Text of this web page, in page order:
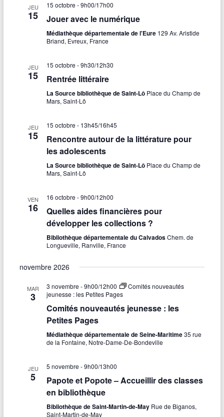
JEU
15
15 octobre - 9h00/17h00
Jouer avec le numérique
Médiathèque départementale de l'Eure 129 Av. Aristide
Briand, Evreux, France
JEU
15
15 octobre - 9h30/12h30
Rentrée littéraire
La Source bibliothèque de Saint-Lô Place du Champ de
Mars, Saint-Lô
JEU
15
15 octobre - 13h45/16h45
Rencontre autour de la littérature pour
les adolescents
La Source bibliothèque de Saint-Lô Place du Champ de
Mars, Saint-Lô
VEN
16
16 octobre - 9h00/12h00
Quelles aides financières pour
développer les collections ?
Bibliothèque départementale du CalvadosChem. de
Longueville, Ranville, France
novembre 2026
MAR
3
3 novembre - 9h00/12h00
Comités nouveautés
jeunesse : les Petites Pages
Comités nouveautés jeunesse : les
Petites Pages
Médiathèque départementale de Seine-Maritime35 rue
de la Fontaine, Notre-Dame-De-Bondeville
JEU
5
5 novembre - 9h00/13h00
Papote et Popote – Accueillir des classes
en bibliothèque
Bibliothèque de Saint-Martin-de-May Rue de Biganos,
Saint-Martin-de-May